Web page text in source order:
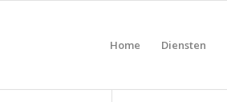
Home Diensten